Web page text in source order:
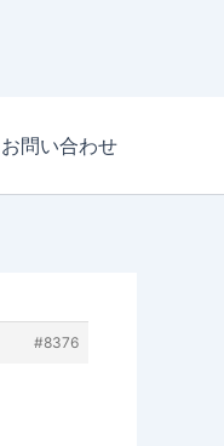
お問い合わせ
#8376